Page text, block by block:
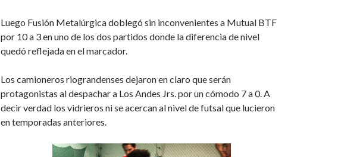
Luego Fusión Metalúrgica doblegó sin inconvenientes a Mutual BTF
por 10 a 3 en uno de los dos partidos donde la diferencia de nivel
quedó reflejada en el marcador.
Los camioneros riograndenses dejaron en claro que serán
protagonistas al despachar a Los Andes Jrs. por un cómodo 7 a 0. A
decir verdad los vidrieros ni se acercan al nivel de futsal que lucieron
en temporadas anteriores.